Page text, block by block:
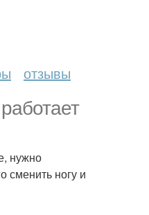
отзывы
нужно
сменить ногу и